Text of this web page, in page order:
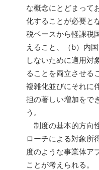
な概念にとどまって
化することが必要と
税ベースから軽課税
えること、（b）内
しないために適用対
ることを両立させる
複雑化並びにそれに
担の著しい増加をで
う。
制度の基本的方向
ローチによる対象所
度のような事業体ア
ことが考えられる。